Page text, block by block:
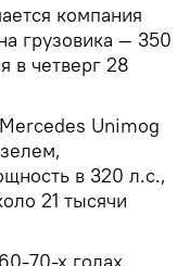
компания
грузовика — 350
в четверг 28
Unimog
в 320 л.с.,
21 тысячи
70-х годах